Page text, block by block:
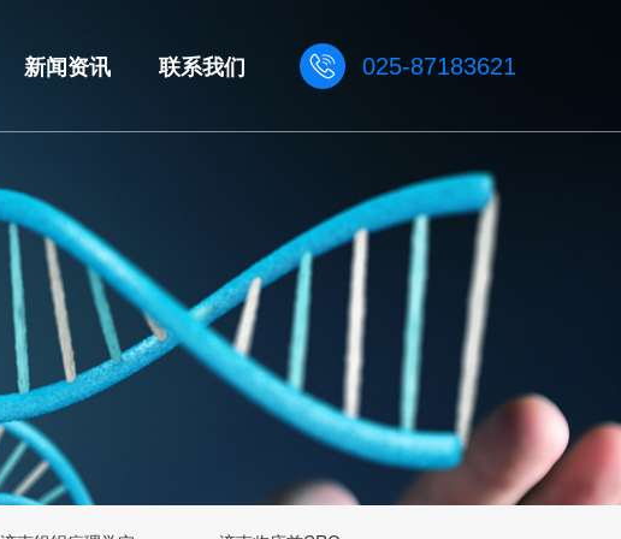
新闻资讯 联系我们 025-87183621